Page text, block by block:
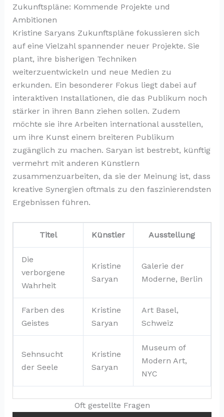
Zukunftspläne: Kommende Projekte und
Ambitionen
Kristine Saryans Zukunftspläne fokussieren sich
auf eine Vielzahl spannender neuer Projekte. Sie
plant, ihre bisherigen Techniken
weiterzuentwickeln und neue Medien zu
erkunden. Ein besonderer Fokus liegt dabei auf
interaktiven Installationen, die das Publikum noch
stärker in ihren Bann ziehen sollen. Zudem
möchte sie ihre Arbeiten international ausstellen,
um ihre Kunst einem breiteren Publikum
zugänglich zu machen. Saryan ist bestrebt, künftig
vermehrt mit anderen Künstlern
zusammenzuarbeiten, da sie der Meinung ist, dass
kreative Synergien oftmals zu den faszinierendsten
Ergebnissen führen.
Titel Künstler Ausstellung
Die
verborgene
Wahrheit
Kristine
Saryan
Galerie der
Moderne, Berlin
Farben des
Geistes
Kristine
Saryan
Art Basel,
Schweiz
Sehnsucht
der Seele
Kristine
Saryan
Museum of
Modern Art,
NYC
Oft gestellte Fragen